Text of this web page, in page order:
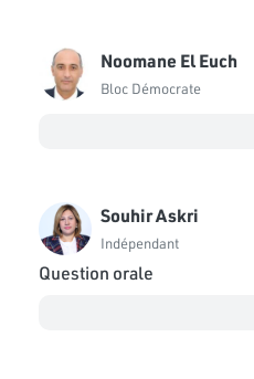
Noomane El Euch
Bloc Démocrate
Souhir Askri
Indépendant
Question orale